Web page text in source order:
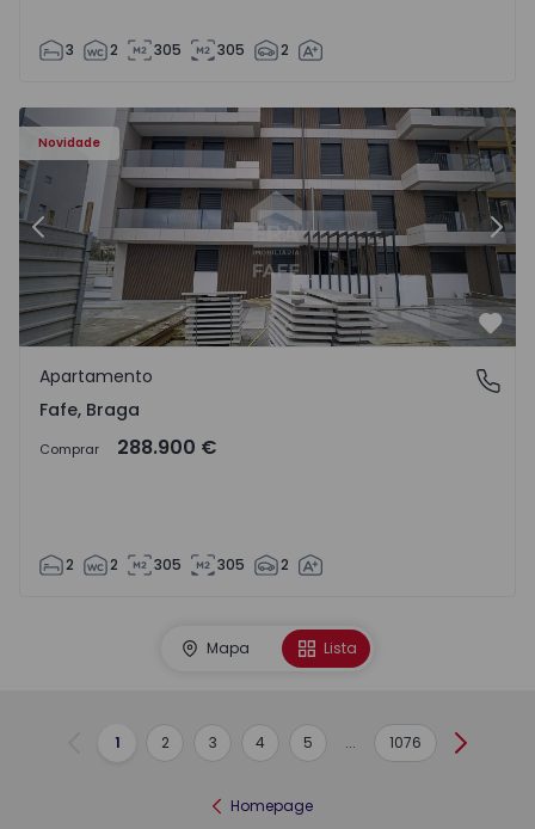
3 2 305 305 2
Novidade
Anterior
Fafe, Braga
Apartamento
Fafe, Braga
Comprar 288.900 €
2 2 305 305 2
Mapa Lista
Anterior
1 2 3 4 5 ... 1076
Homepage